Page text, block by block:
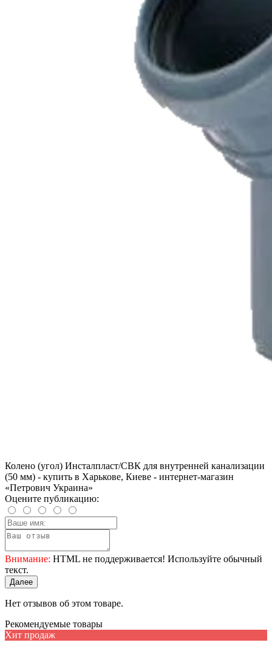
Колено (угол) Инсталпласт/СВК для внутренней канализации
(50 мм) - купить в Харькове, Киеве - интернет-магазин
«Петрович Украина»
Оцените публикацию:
Внимание: HTML не поддерживается! Используйте обычный
текст.
Далее
Нет отзывов об этом товаре.
Рекомендуемые товары
Хит продаж